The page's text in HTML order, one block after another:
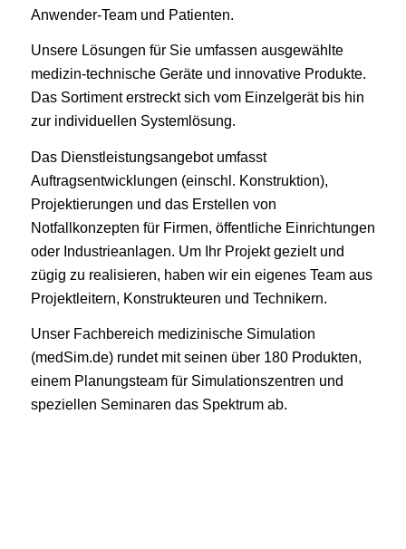
Anwender-Team und Patienten.
Unsere Lösungen für Sie umfassen ausgewählte
medizin-technische Geräte und innovative Produkte.
Das Sortiment erstreckt sich vom Einzelgerät bis hin
zur individuellen Systemlösung.
Das Dienstleistungsangebot umfasst
Auftragsentwicklungen (einschl. Konstruktion),
Projektierungen und das Erstellen von
Notfallkonzepten für Firmen, öffentliche Einrichtungen
oder Industrieanlagen. Um Ihr Projekt gezielt und
zügig zu realisieren, haben wir ein eigenes Team aus
Projektleitern, Konstrukteuren und Technikern.
Unser Fachbereich medizinische Simulation
(medSim.de) rundet mit seinen über 180 Produkten,
einem Planungsteam für Simulationszentren und
speziellen Seminaren das Spektrum ab.